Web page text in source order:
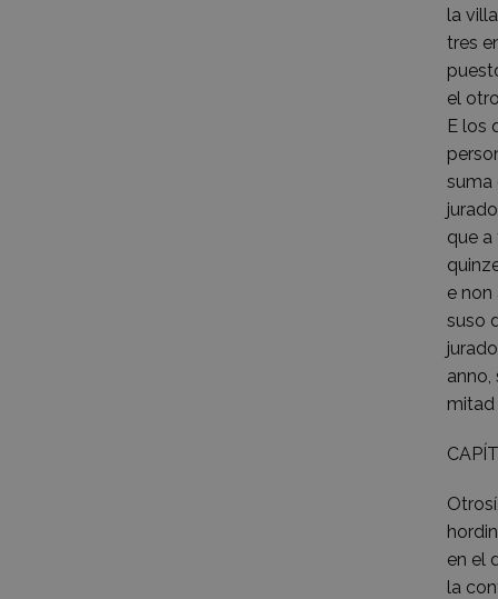
la
tres
el
E los
suma
que a
e
suso
mitad
en el
la